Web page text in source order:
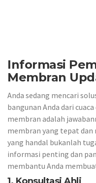
Informasi
Membran
Anda sedang mencari
bangunan Anda dari
membran adalah
membran yang tepat dan
yang handal bukanlah
informasi penting dan
membantu Anda